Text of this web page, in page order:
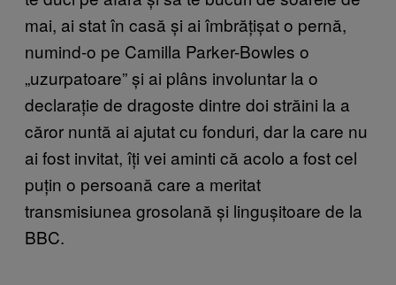
mai, ai stat în casă și ai îmbrățișat o pernă,
numind-o pe Camilla Parker-Bowles o
„uzurpatoare” și ai plâns involuntar la o
declarație de dragoste dintre doi străini la a
căror nuntă ai ajutat cu fonduri, dar la care nu
ai fost invitat, îți vei aminti că acolo a fost cel
puțin o persoană care a meritat
transmisiunea grosolană și lingușitoare de la
BBC.